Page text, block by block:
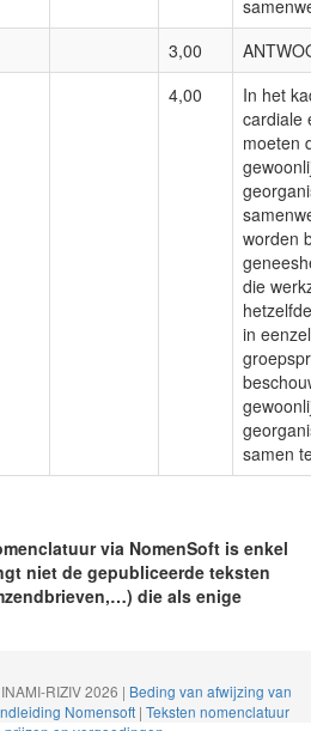
3,00
4,00
In het
cardiale
moeten
worden
die
in
samen
via NomenSoft is enkel
niet de gepubliceerde teksten
die als enige
RIZIV 2026 | Beding van afwijzing van
Nomensoft | Teksten nomenclatuur